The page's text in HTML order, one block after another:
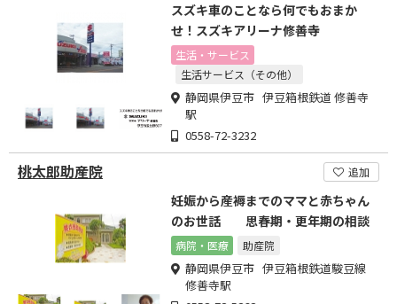
スズキ車のことなら何でもおまか
せ！スズキアリーナ修善寺
生活・サービス
生活サービス（その他）
静岡県伊豆市 伊豆箱根鉄道 修善寺
駅
0558-72-3232
桃太郎助産院 追加
妊娠から産褥までのママと赤ちゃん
のお世話 思春期・更年期の相談
病院・医療 助産院
静岡県伊豆市 伊豆箱根鉄道駿豆線
修善寺駅